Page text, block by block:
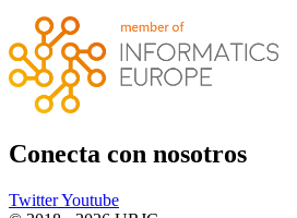
Conecta con nosotros
TwitterYoutube